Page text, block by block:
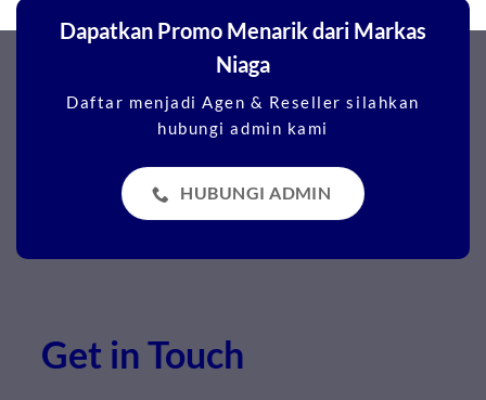
Dapatkan Promo Menarik dari Markas
Niaga
Daftar menjadi Agen & Reseller silahkan
hubungi admin kami
HUBUNGI ADMIN
Get in Touch